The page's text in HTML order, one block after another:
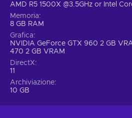
AMD R5 1500X @3.5GHz or Intel
Memoria
8 GB RAM
Grafica
NVIDIA GeForce GTX 960 2 GB
470 2 GB VRAM
DirectX
11
Archiviazione
10 GB